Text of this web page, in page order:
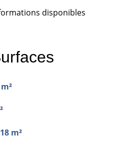
disponibles
18 m²